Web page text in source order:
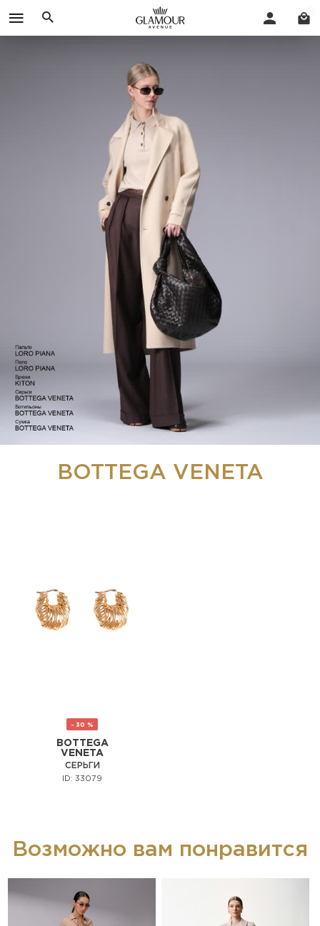
BOTTEGA VENETA
- 30 %
BOTTEGA
VENETA
СЕРЬГИ
ID: 33079
Возможно вам понравится